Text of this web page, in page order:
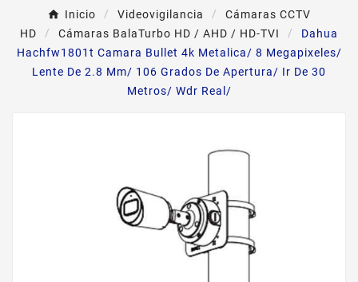
Inicio Videovigilancia
Cámaras CCTV
HD
Cámaras BalaTurbo HD / AHD / HD-TVI
Dahua
Hachfw1801t Camara Bullet 4k Metalica/ 8 Megapixeles/
Lente De 2.8 Mm/ 106 Grados De Apertura/ Ir De 30
Metros/ Wdr Real/